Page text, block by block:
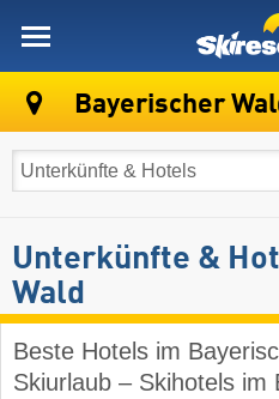
Bayerischer
Unterkünfte &
Wald
Beste Hotels im
Skiurlaub – Skihotels im